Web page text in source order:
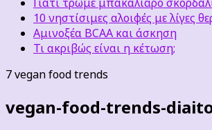
10 νηστίσιμες αλοιφές με λίγες
Αμινοξέα BCAA και άσκηση
Τι ακριβώς είναι η κέτωση;
7 vegan food trends
vegan-food-trends-